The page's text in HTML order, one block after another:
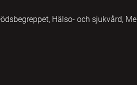
Hälso- och sjukvård,